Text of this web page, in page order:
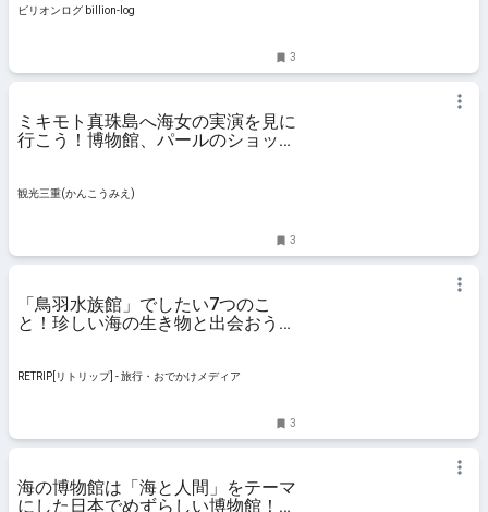
ビリオンログ billion-log
3
ミキモト真珠島へ海女の実演を見に
行こう！博物館、パールのショップ
んこうみえ) | 三重県の観光・旅行
観光三重(かんこうみえ)
3
「鳥羽水族館」でしたい7つのこ
と！珍しい海の生き物と出会おう。
RETRIP[リトリップ] - 旅行・おでかけメディア
3
海の博物館は「海と人間」をテーマ
にした日本でめずらしい博物館！昔